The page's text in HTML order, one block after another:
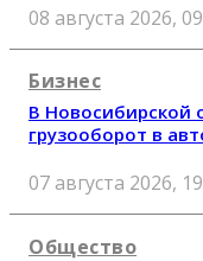
08 августа 2026,
Бизнес
В Новосибирской
грузооборот в
07 августа 2026,
Общество